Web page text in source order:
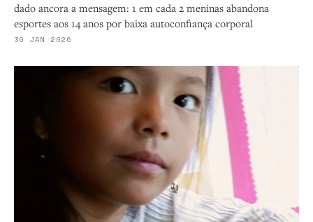
dado ancora a mensagem: 1 em cada 2 meninas abandona
esportes aos 14 anos por baixa autoconfiança corporal
30 JAN 2026